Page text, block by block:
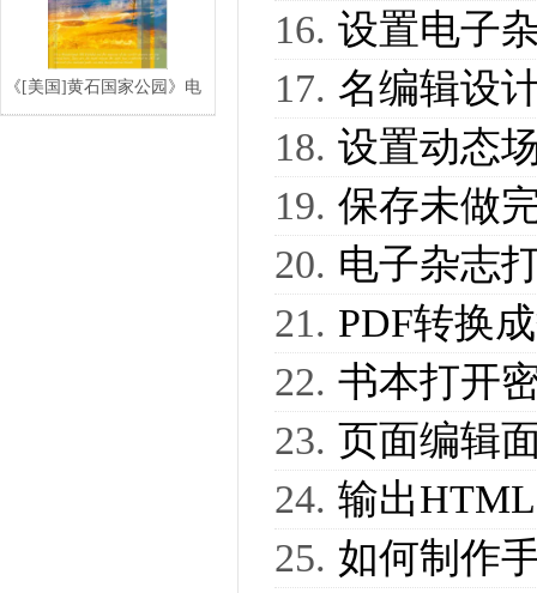
《[美国]黄石国家公园》电
设置电子
名编辑设
设置动态
保存未做
电子杂志
PDF转换
书本打开
页面编辑
输出
如何制作